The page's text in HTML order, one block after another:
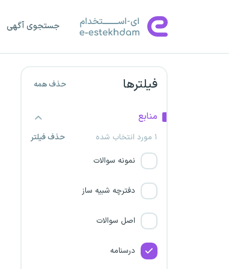
جستجوی آگهی
فیلترها حذف همه
منابع
۱ مورد انتخاب شده
حذف فیلتر
نمونه سوالات
دفترچه شبیه ساز
اصل سوالات
درسنامه
پتروشیمی ارغوان گستر ایلام
شهرداری اصفهان
پتروشیمی صدف خلیج‌فارس
صنایع نفت (اویکو)